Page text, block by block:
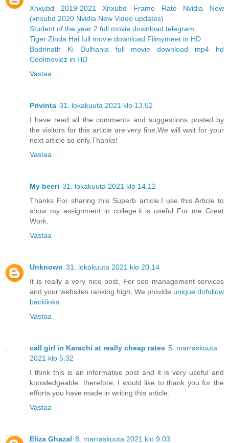
Xnxubd 2019-2021 Xnxubd Frame Rate Nvidia New
(xnxubd 2020 Nvidia New Video updates)
Student of the year 2 full movie download telegram
Tiger Zinda Hai full movie download Filmymeet in HD
Badrinath Ki Dulhania full movie download mp4 hd
Coolmoviez in HD
Vastaa
Privinta 31. lokakuuta 2021 klo 13.52
I have read all the comments and suggestions posted by
the visitors for this article are very fine,We will wait for your
next article so only.Thanks!
Vastaa
My beeri 31. lokakuuta 2021 klo 14.12
Thanks For sharing this Superb article.I use this Article to
show my assignment in college.it is useful For me Great
Work.
Vastaa
Unknown 31. lokakuuta 2021 klo 20.14
It is really a very nice post, For seo management services
and your websites ranking high, We provide unique dofollow
backlinks
Vastaa
call girl in Karachi at really cheap rates 5. marraskuuta
2021 klo 5.32
I think this is an informative post and it is very useful and
knowledgeable. therefore, I would like to thank you for the
efforts you have made in writing this article.
Vastaa
Eliza Ghazal 8. marraskuuta 2021 klo 9.03